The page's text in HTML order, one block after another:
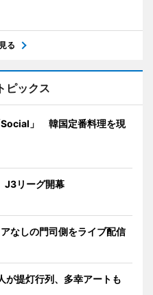
る
ピックス
Social」 韓国定番料理を現
J3リーグ開幕
なしの門司側をライブ配信
提灯行列、多幸アートも